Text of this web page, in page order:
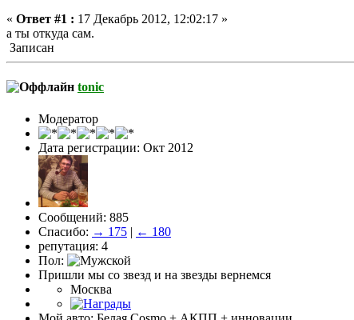
« Ответ #1 : 17 Декабрь 2012, 12:02:17 »
а ты откуда сам.
Записан
tonic
Модератор
Дата регистрации: Окт 2012
Сообщений: 885
Спасибо: → 175 | ← 180
репутация: 4
Пол:
Пришли мы со звезд и на звезды вернемся
Москва